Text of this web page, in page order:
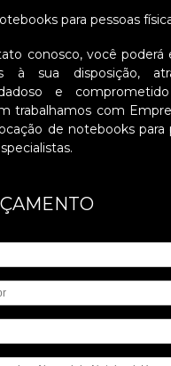
para pessoas
conosco, você poderá
à sua disposição,
e
trabalhamos com
de notebooks para